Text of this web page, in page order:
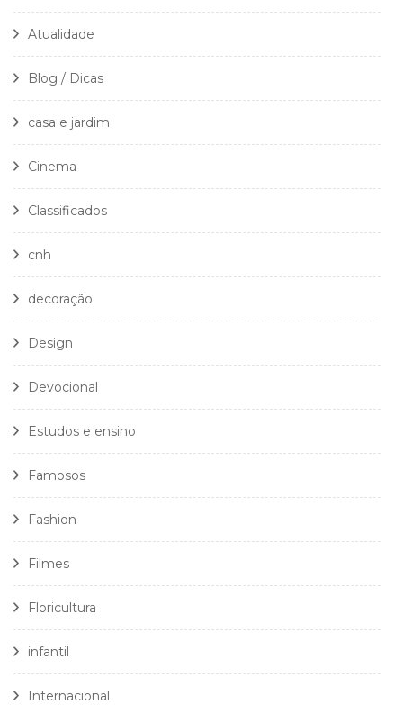
Atualidade
Blog / Dicas
casa e jardim
Cinema
Classificados
cnh
decoração
Design
Devocional
Estudos e ensino
Famosos
Fashion
Filmes
Floricultura
infantil
Internacional